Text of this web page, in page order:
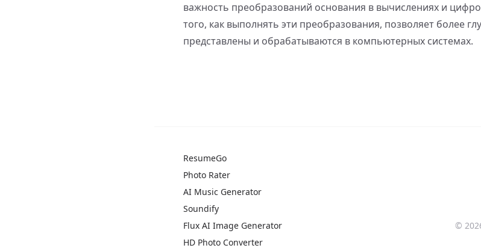
важность преобразований основания в вычислениях и
того, как выполнять эти преобразования, позволяет более
представлены и обрабатываются в компьютерных системах.
ResumeGo
Photo Rater
AI Music Generator
Soundify
Flux AI Image Generator
HD Photo Converter
©